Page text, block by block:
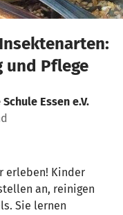
und Pflege
Schule Essen e.V.
erleben! Kinder
an, reinigen
Sie lernen